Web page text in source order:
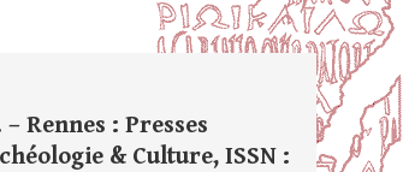
Rennes : Presses
& Culture, ISSN :